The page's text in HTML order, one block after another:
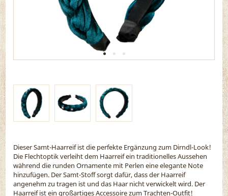
Dieser Samt-Haarreif ist die perfekte Ergänzung zum Dirndl-Look!
Die Flechtoptik verleiht dem Haarreif ein traditionelles Aussehen
während die runden Ornamente mit Perlen eine elegante Note
hinzufügen. Der Samt-Stoff sorgt dafür, dass der Haarreif
angenehm zu tragen ist und das Haar nicht verwickelt wird. Der
Haarreif ist ein großartiges Accessoire zum Trachten-Outfit!